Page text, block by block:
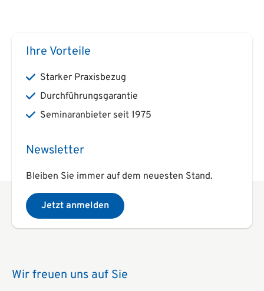
Ihre Vorteile
Starker Praxisbezug
Durchführungsgarantie
Seminaranbieter seit 1975
Newsletter
Bleiben Sie immer auf dem neuesten Stand.
Jetzt anmelden
Wir freuen uns auf Sie